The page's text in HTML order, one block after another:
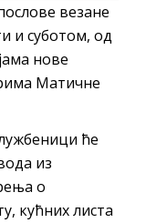
везане
и суботом, од
нове
Матичне
ће
из
о
кућних листа